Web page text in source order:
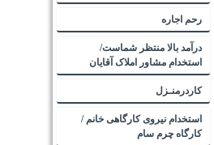
رحم اجاره
درآمد بالا منتظر شماست/
استخدام مشاور املاک آقایان
کاردرمنـزل
استخدام نیروی کارگاهی خانم /
کارگاه چرم سام